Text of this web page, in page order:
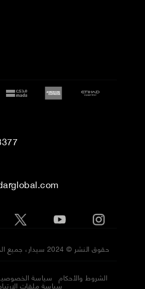
حقوق النشر © 2024 سيدار، جميع الحقوق محفوظة
سياسة الشروط والأحكام
سياسة ملفات